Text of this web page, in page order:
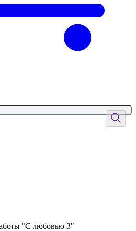
"С любовью 3"